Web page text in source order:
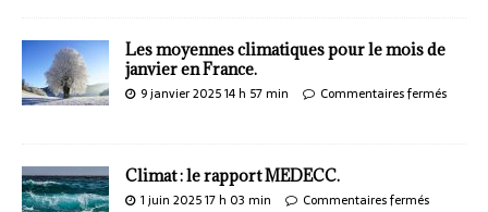
Les moyennes climatiques pour le mois de
janvier en France.
9 janvier 2025 14 h 57 min Commentaires fermés
Climat : le rapport MEDECC.
1 juin 2025 17 h 03 min Commentaires fermés